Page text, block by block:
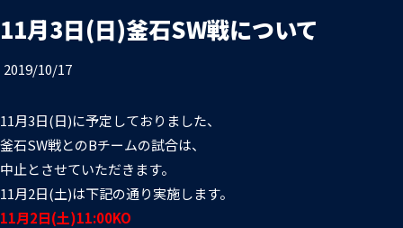
11月3日(日)釜石SW戦について
2019/10/17
11月3日(日)に予定しておりました、
釜石SW戦とのBチームの試合は、
中止とさせていただきます。
11月2日(土)は下記の通り実施します。
11月2日(土)11:00KO
お知らせ
D1/D2入替戦
第6戦ホストゲーム
青鮫祭り2026
第4戦ホストゲーム
チームについて
チームの歴史
ホストのご案内
ACADEMY
ファンクラブ
チケット
パートナー